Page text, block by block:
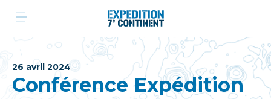
26 avril 2024
Conférence Expédition